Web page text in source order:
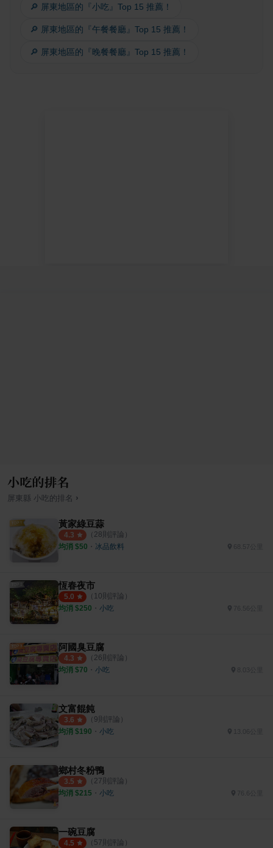
🔎 屏東地區的『小吃』Top 15 推薦！
🔎 屏東地區的『午餐餐廳』Top 15 推薦！
🔎 屏東地區的『晚餐餐廳』Top 15 推薦！
小吃的排名
屏東縣 小吃 的排名 ›
黃家綠豆蒜
4.3 （ 28則評論）
均消 $50 ・ 冰品飲料 68.57公里
恆春夜市
5.0 （ 10則評論）
均消 $250 ・ 小吃 76.56公里
阿國臭豆腐
4.3 （ 26則評論）
均消 $70 ・ 小吃
文富餛飩
3.6 （ 9則評論）
均消 $190 ・ 小吃
鄉村冬粉鴨
3.5 （ 27則評論）
均消 $215 ・ 小吃
一碗豆腐
4.5 （ 57則評論）